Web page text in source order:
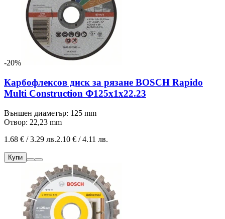
-20%
Карбофлексов диск за рязане BOSCH Rapido
Multi Construction Ф125х1х22.23
Външен диаметър: 125 mm
Отвор: 22,23 mm
1.68 € / 3.29 лв.2.10 € / 4.11 лв.
Купи